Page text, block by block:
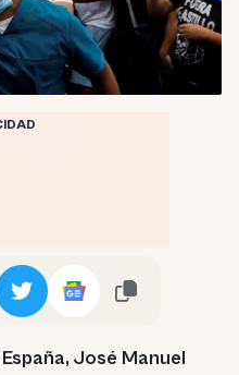
José Manuel